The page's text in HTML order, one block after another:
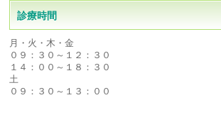
診療時間
月・火・木・金
０９：３０～１２：３０
１４：００～１８：３０
土
０９：３０～１３：００